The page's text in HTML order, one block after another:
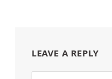
LEAVE A REPLY